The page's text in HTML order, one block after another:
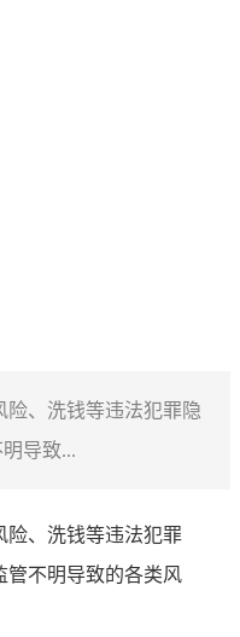
、洗钱等违法犯罪隐
导致...
险、洗钱等违法犯罪
管不明导致的各类风